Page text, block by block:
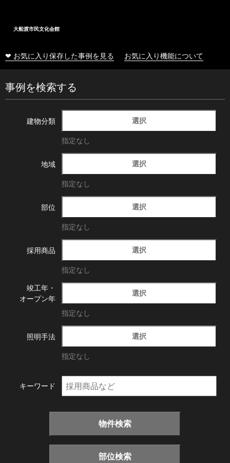
大船渡市民文化会館
❤ お気に入り保存した事例を見る お気に入り機能について
事例を検索する
建物分類 選択
指定なし
地域 選択
指定なし
部位 選択
指定なし
採用商品 選択
指定なし
竣工年・
オープン年
選択
指定なし
照明手法 選択
指定なし
キーワード
物件検索
部位検索